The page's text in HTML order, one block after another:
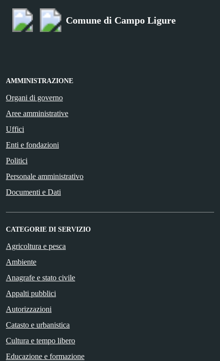
Comune di Campo Ligure
AMMINISTRAZIONE
Organi di governo
Aree amministrative
Uffici
Enti e fondazioni
Politici
Personale amministrativo
Documenti e Dati
CATEGORIE DI SERVIZIO
Agricoltura e pesca
Ambiente
Anagrafe e stato civile
Appalti pubblici
Autorizzazioni
Catasto e urbanistica
Cultura e tempo libero
Educazione e formazione